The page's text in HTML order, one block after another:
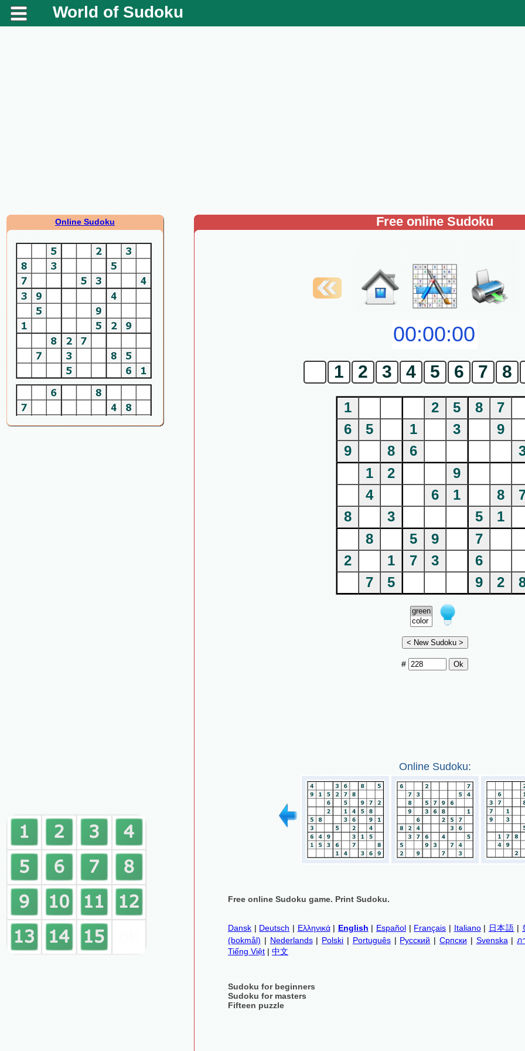
World of Sudoku
Online Sudoku Free online Sudoku
1 2 3 4 5 6 7 8
1 2 5 8
7
6
5 1 3
9
9
8 6
1
2
9
4
6 1 8
8
3 5
1
8
5 9
7
2
1 7 3
6
7
5 9 2
#
Online Sudoku:
Free online Sudoku game. Print Sudoku.
Dansk | Deutsch | Ελληνικά| English | Español | Français | Italiano| 日本語 |
(bokmål) | Nederlands| Polski | Português| Русский | Српски | Svenska |ภ
Tiếng Việt | 中文
Sudoku for beginners
Sudoku for masters
Fifteen puzzle